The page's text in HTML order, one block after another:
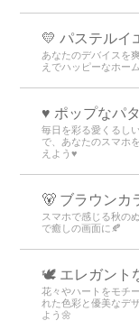
💛 パステルイ
あなたのデバイスを
えでハッピーなホー
♥️ ポップなパ
毎日を彩る愛くるし
で、あなたのスマホ
えよう♥️
🐻 ブラウンカ
スマホで感じる秋の
で癒しの画面に🍂
🕊️ エレガント
花々やハートをモチ
れた色彩と優美なデ
よう🌼